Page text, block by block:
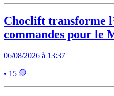
Choclift transforme
commandes pour le
06/08/2026 à 13:37
• 15